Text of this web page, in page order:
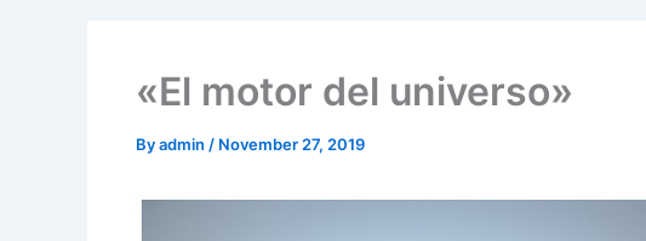
«El motor del universo»
Byadmin / November 27, 2019